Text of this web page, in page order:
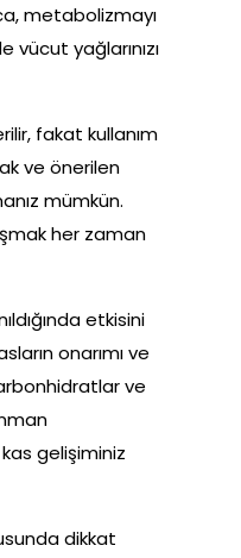
metabolizmayı
vücut yağlarınızı
fakat kullanım
ve önerilen
mümkün.
her zaman
etkisini
onarımı ve
ve
kas gelişiminiz
dikkat